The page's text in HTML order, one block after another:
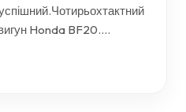
Honda BF20....